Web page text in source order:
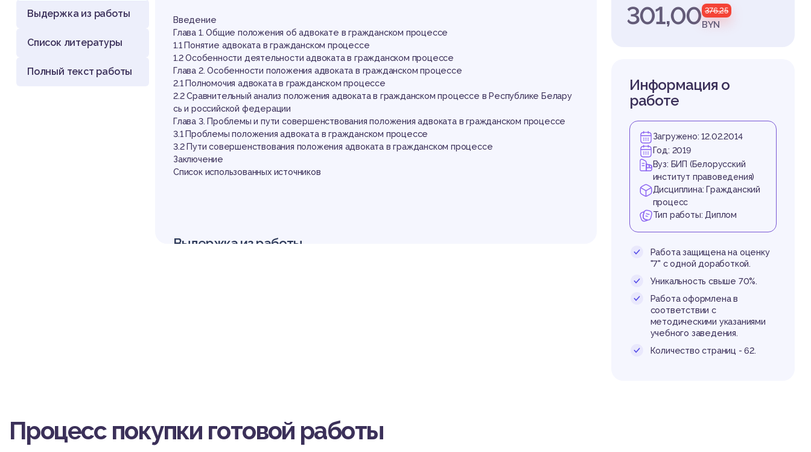
Выдержка из работы
Список литературы
Полный текст работы
Введение
Глава 1. Общие положения об адвокате в гражданском процессе
1.1 Понятие адвоката в гражданском процессе
1.2 Особенности деятельности адвоката в гражданском процессе
Глава 2. Особенности положения адвоката в гражданском процессе
2.1 Полномочия адвоката в гражданском процессе
2.2 Сравнительный анализ положения адвоката в гражданском процессе в Республике Белару
сь и российской федерации
Глава 3. Проблемы и пути совершенствования положения адвоката в гражданском процессе
3.1 Проблемы положения адвоката в гражданском процессе
3.2 Пути совершенствования положения адвоката в гражданском процессе
Заключение
Список использованных источников
Выдержка из работы
льзя не отметить тенденцию законодательства к повышению престижа адвокатской деятель
ности в сфере оказания квалифицированной юридической помощи, ввиду того что институт а
301,00 376,25
BYN
Информация о
работе
Загружено: 12.02.2014
Год: 2019
Вуз: БИП (Белорусский
институт правоведения)
Дисциплина: Гражданский
процесс
Тип работы: Диплом
Работа защищена на оценку
"7" с одной доработкой.
Уникальность свыше 70%.
Работа оформлена в
соответствии с
методическими указаниями
учебного заведения.
Количество страниц - 62.
Процесс покупки готовой работы